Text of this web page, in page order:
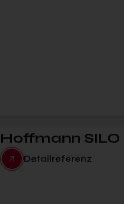
Hoffmann SILO
Detailreferenz